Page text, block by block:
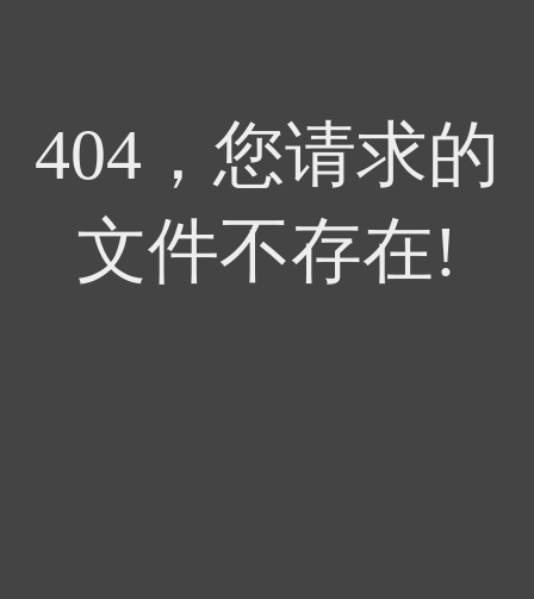
404，您请求的
文件不存在!